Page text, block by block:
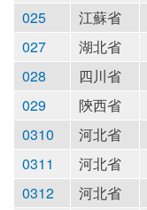
025
江蘇省
027
湖北省
028
四川省
029
陝西省
0310
河北省
0311
河北省
0312
河北省